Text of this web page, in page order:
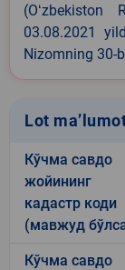
(Oʻzbekiston
03.08.2021
Nizomning 30-
Lot
Кўчма савдо
жойининг
кадастр коди
(мавжуд
Кўчма савдо